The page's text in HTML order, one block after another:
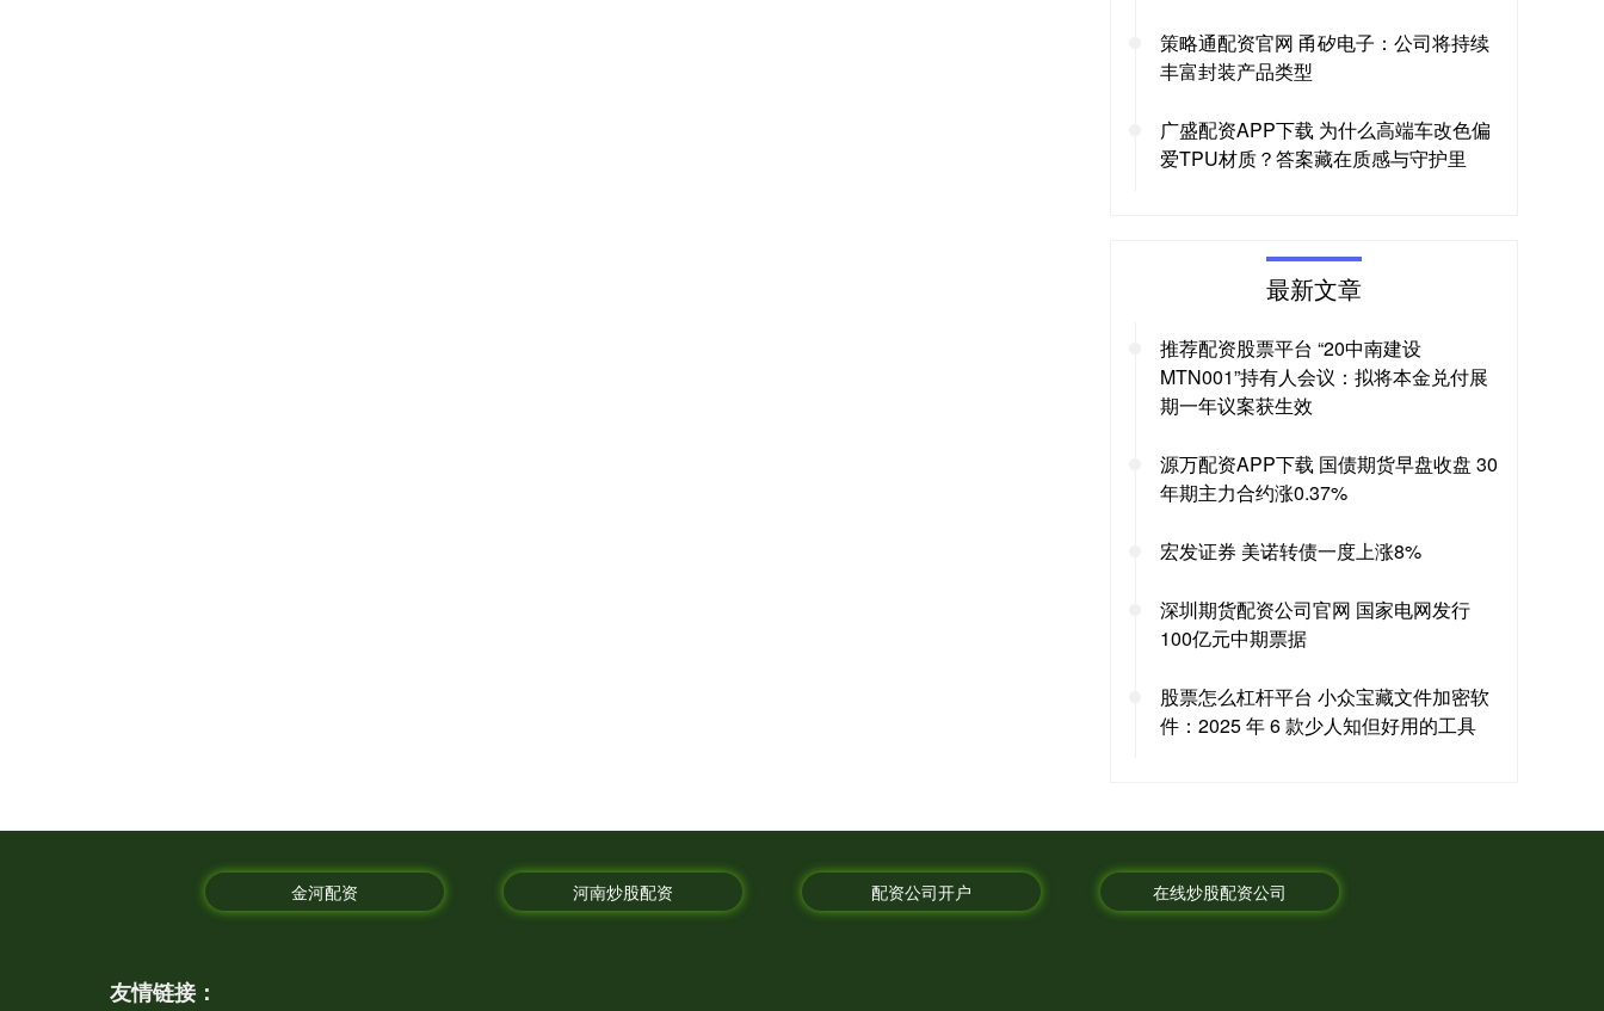
策略通配资官网 甬矽电子：公司将持续
丰富封装产品类型
广盛配资APP下载 为什么高端车改色偏
爱TPU材质？答案藏在质感与守护里
最新文章
推荐配资股票平台 “20中南建设
MTN001”持有人会议：拟将本金兑付展
期一年议案获生效
源万配资APP下载 国债期货早盘收盘 30
年期主力合约涨0.37%
宏发证券 美诺转债一度上涨8%
深圳期货配资公司官网 国家电网发行
100亿元中期票据
股票怎么杠杆平台 小众宝藏文件加密软
件：2025 年 6 款少人知但好用的工具
金河配资 河南炒股配资 配资公司开户 在线炒股配资公司
友情链接：